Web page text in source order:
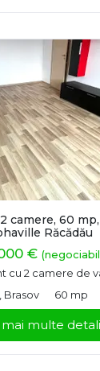
camere, 60
Răcădău
€
cu 2 camere de
Brasov
60 mp
mai multe